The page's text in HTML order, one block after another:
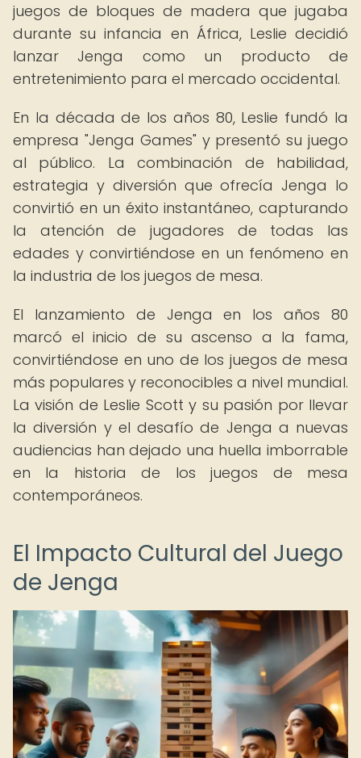
juegos de bloques de madera que jugaba
durante su infancia en África, Leslie decidió
lanzar Jenga como un producto de
entretenimiento para el mercado occidental.
En la década de los años 80, Leslie fundó la
empresa "Jenga Games" y presentó su juego
al público. La combinación de habilidad,
estrategia y diversión que ofrecía Jenga lo
convirtió en un éxito instantáneo, capturando
la atención de jugadores de todas las
edades y convirtiéndose en un fenómeno en
la industria de los juegos de mesa.
El lanzamiento de Jenga en los años 80
marcó el inicio de su ascenso a la fama,
convirtiéndose en uno de los juegos de mesa
más populares y reconocibles a nivel mundial.
La visión de Leslie Scott y su pasión por llevar
la diversión y el desafío de Jenga a nuevas
audiencias han dejado una huella imborrable
en la historia de los juegos de mesa
contemporáneos.
El Impacto Cultural del Juego
de Jenga